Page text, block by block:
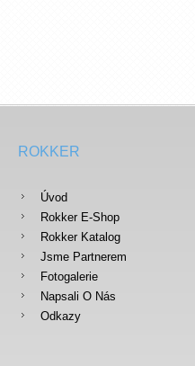
ROKKER
Úvod
Rokker E-Shop
Rokker Katalog
Jsme Partnerem
Fotogalerie
Napsali O Nás
Odkazy